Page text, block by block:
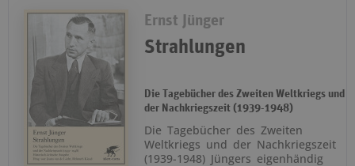
Ernst Jünger
Strahlungen
Die Tagebücher des Zweiten Weltkriegs und
der Nachkriegszeit (1939-1948)
Die Tagebücher des Zweiten
Weltkriegs und der Nachkriegszeit
(1939-1948) Jüngers eigenhändig